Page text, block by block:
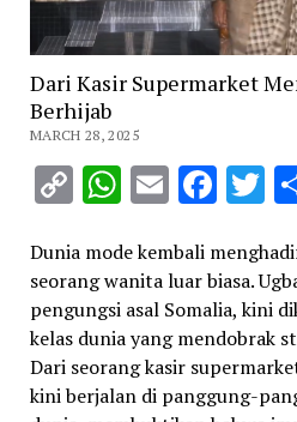
Dari Kasir Supermarket
Berhijab
MARCH 28, 2025
Copy Email
Dunia mode kembali
seorang wanita luar biasa.
pengungsi asal Somalia, kini
kelas dunia yang mendobrak
Dari seorang kasir
kini berjalan di panggung-